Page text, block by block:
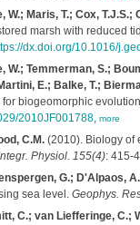
W.; Maris, T.; Cox, T.J.S.;
marsh with reduced
dx.doi.org/10.1016/
W.; Temmerman, S.;
E.; Balke, T.;
biogeomorphic
2010JF001788, more
C.M.(2010). Biology of
Physiol. 155(4): 415-
G.; D'Alpaos,
sea level. Geophys.
C.; van Liefferinge, C.;